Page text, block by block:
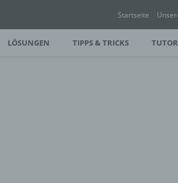
Startseite
LÖSUNGEN TIPPS & TRICKS